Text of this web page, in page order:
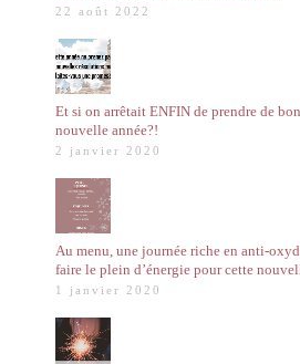
22 août 2022
Et si on arrêtait ENFIN de prendre de
nouvelle année?!
2 janvier 2020
Au menu, une journée riche en anti-
faire le plein d’énergie pour cette
1 janvier 2020